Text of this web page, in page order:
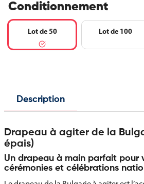
Conditionnement
Lot de 50 Lot de 100
Description
Drapeau à agiter de la
épais)
Un drapeau à main parfait pour
cérémonies et célébrations